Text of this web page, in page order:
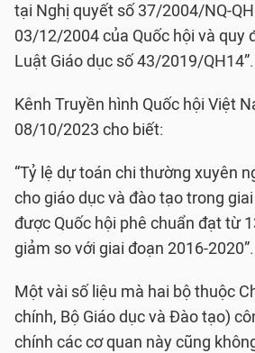
tại Nghị quyết số 37/2004/NQ-
03/12/2004 của Quốc hội và quy
Luật Giáo dục số 43/2019/
Kênh Truyền hình Quốc hội Việt
08/10/2023 cho biết:
“Tỷ lệ dự toán chi thường xuyên
cho giáo dục và đào tạo trong
được Quốc hội phê chuẩn đạt từ
giảm so với giai đoạn 2016-
Một vài số liệu mà hai bộ thuộc
chính, Bộ Giáo dục và Đào tạo)
chính các cơ quan này cũng